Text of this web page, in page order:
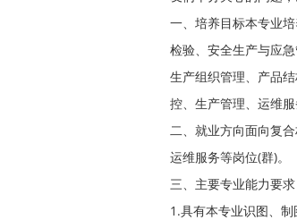
一、培养目标本专业
检验、安全生产与应
生产组织管理、产品
控、生产管理、运维
二、就业方向面向复
运维服务等岗位(群)。
三、主要专业能力要求
1.具有本专业识图、